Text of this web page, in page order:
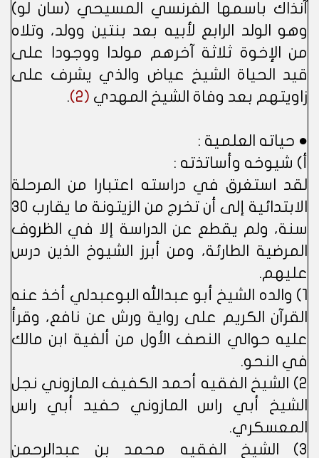
آنذاك باسمها الفرنسي المسيحي (سان لو)
وهو الولد الرابع لأبيه بعد بنتين وولد، وتلاه
من الإخوة ثلاثة آخرهم مولدا ووجودا على
قيد الحياة الشيخ عياض والذي يشرف على
زاويتهم بعد وفاة الشيخ المهدي (2)
.
● حياته العلمية :
أ) شيوخه وأساتذته :
لقد استغرق في دراسته اعتبارا من المرحلة
الابتدائية إلى أن تخرج من الزيتونة ما يقارب 30
سنة، ولم يقطع عن الدراسة إلا في الظروف
المرضية الطارئة، ومن أبرز الشيوخ الذين درس
عليهم.
1) والده الشيخ أبو عبدالله البوعبدلي أخذ عنه
القرآن الكريم على رواية ورش عن نافع، وقرأ
عليه حوالي النصف الأول من ألفية ابن مالك
في النحو.
2) الشيخ الفقيه أحمد الكفيف المازوني نجل
الشيخ أبي راس المازوني حفيد أبي راس
المعسكري.
3) الشيخ الفقيه محمد بن عبدالرحمن